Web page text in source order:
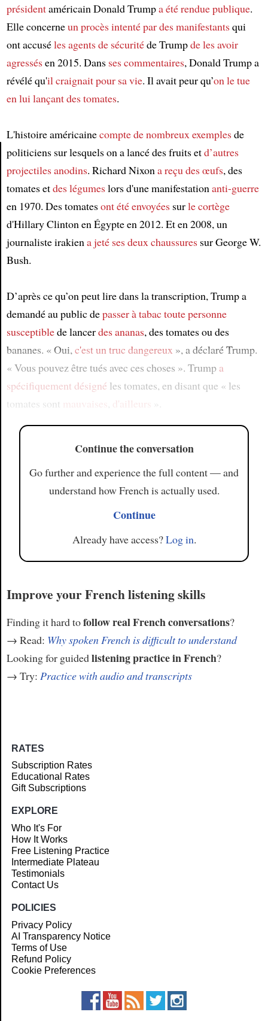
Article
présidentaméricain Donald Trumpa été rendue publique.
Elle concerneun procès intenté pardes manifestantsqui
ont accuséles agents de sécuritéde Trumpde les avoir
agressésen 2015. Dans ses commentaires, Donald Trump a
révélé qu'il craignait pour sa vie. Il avait peur qu’on le tue
en lui lançant des tomates.
L'histoire américainecomptede nombreux exemplesde
politiciens sur lesquels on a lancé des fruits etd’autres
projectiles anodins. Richard Nixon a reçu des œufs, des
tomates etdes légumeslors d'une manifestation anti-guerre
en 1970. Des tomatesont été envoyéessurle cortège
d'Hillary Clinton en Égypte en 2012. Et en 2008, un
journaliste irakien a jeté ses deux chaussuressur George W.
Bush.
D’après ce qu’on peut lire dans la transcription, Trump a
demandé au public depasser à tabactoute personne
susceptiblede lancerdes ananas, des tomates ou des
bananes. « Oui, c'est un truc dangereux », a déclaré Trump.
« Vous pouvez être tués avec ces choses ». Trump a
spécifiquement désigné les tomates, en disant que « les
tomates sont mauvaises d'ailleurs
Continue the conversation
Go further and experience the full content — and
understand how French is actually used.
Continue
Already have access?Log in.
Improve your French listening skills
Finding it hard tofollow real French conversations?
→ Read: Why spoken French is difficult to understand
Looking for guidedlistening practice in French?
→ Try: Practice with audio and transcripts
RATES
Subscription Rates
Educational Rates
Gift Subscriptions
EXPLORE
Who It's For
How It Works
Free Listening Practice
Intermediate Plateau
Testimonials
Contact Us
POLICIES
Privacy Policy
AI Transparency Notice
Terms of Use
Refund Policy
Cookie Preferences